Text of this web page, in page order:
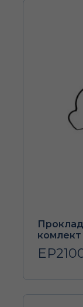
комлект